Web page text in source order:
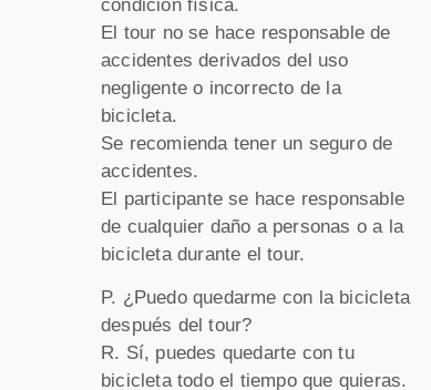
condición física.
El tour no se hace responsable de
accidentes derivados del uso
negligente o incorrecto de la
bicicleta.
Se recomienda tener un seguro de
accidentes.
El participante se hace responsable
de cualquier daño a personas o a la
bicicleta durante el tour.
P. ¿Puedo quedarme con la bicicleta
después del tour?
R. Sí, puedes quedarte con tu
bicicleta todo el tiempo que quieras.